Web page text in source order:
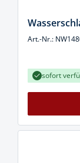
Art.-Nr.:
sofort